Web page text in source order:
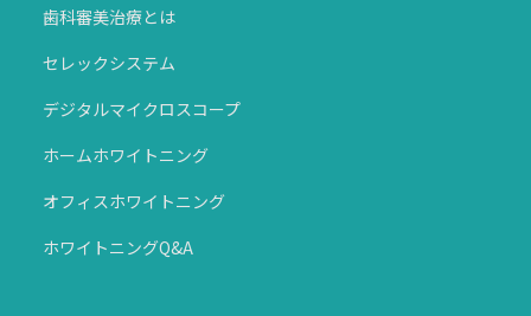
歯科審美治療とは
セレックシステム
デジタルマイクロスコープ
ホームホワイトニング
オフィスホワイトニング
ホワイトニングQ&A